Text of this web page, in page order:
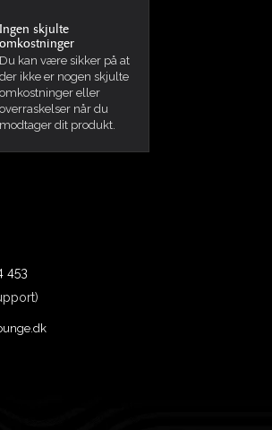
Ingen skjulte
omkostninger
Du kan være sikker på at
der ikke er nogen skjulte
omkostninger eller
overraskelser når du
modtager dit produkt.
453